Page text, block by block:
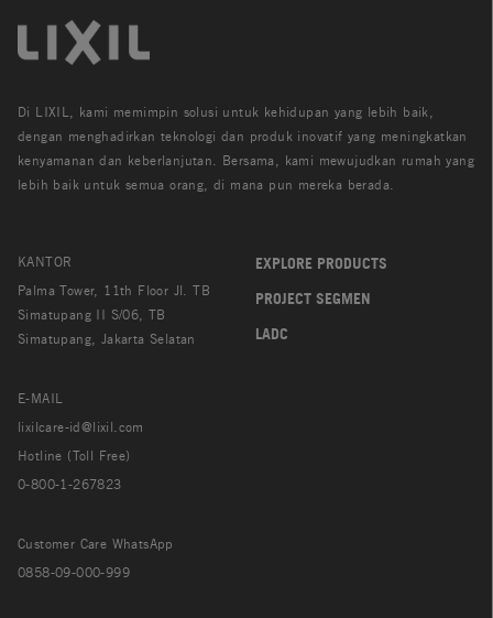
Di LIXIL, kami memimpin solusi untuk kehidupan yang lebih baik,
dengan menghadirkan teknologi dan produk inovatif yang meningkatkan
kenyamanan dan keberlanjutan. Bersama, kami mewujudkan rumah yang
lebih baik untuk semua orang, di mana pun mereka berada.
KANTOR
Palma Tower, 11th Floor Jl. TB
Simatupang II S/06, TB
Simatupang, Jakarta Selatan
E-MAIL
lixilcare-id@lixil.com
Hotline (Toll Free)
0-800-1-267823
Customer Care WhatsApp
0858-09-000-999
EXPLORE PRODUCTS
PROJECT SEGMEN
LADC